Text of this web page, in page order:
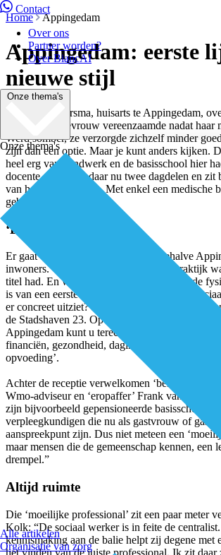
Contact
Over ons
Partner worden?
Over BiancAI
Onze thema's
Onze thema's
Alle artikelen
Organisatie van zorg
Home Appingedam
Appingedam: eerste
nieuwe stijl
Roland Riemersma, huisarts te Appingedam,
patiënten: “Mevrouw vereenzaamde nadat haar
Werd somber, ze verzorgde zichzelf minder
zijn dan een optie. Maar je kunt anders kijken.
heel erg van handwerk en de basisschool hier
docente. Ze werkt daar nu twee dagdelen en zit
van het welzijnswerk. Met enkel een medische
gebeurd.”
‘Damster Zorgbalie’
Er gaat weinig boven Groningen. Behalve
inwoners. Waar ‘welzijn op recept’ al praktijk
titel had. En waar de ‘Damster Zorgbalie’ de
is van een eerste lijn nieuwe stijl, inclusief
er concreet uitziet? Een gele receptie in het
de Stadshaven 23. Op de website staat: ’Bij de
Appingedam kunt u terecht met al uw vragen
financiën, gezondheid, daginvulling, sociale
opvoeding’.
Achter de receptie verwelkomen ‘bekende
Wmo-adviseur en ‘eropaffer’ Frank van der
zijn bijvoorbeeld gepensioneerde
verpleegkundigen die nu als gastvrouw of
aanspreekpunt zijn. Dus niet meteen een
maar mensen die de gemeenschap kennen, een
drempel.”
Altijd ruimte
Die ‘moeilijke professional’ zit een paar meter
Kolk: “De sociaal werker is in feite de
kennismaking aan de balie helpt zij degene met
het vinden van de juiste professional. Ik zit daar